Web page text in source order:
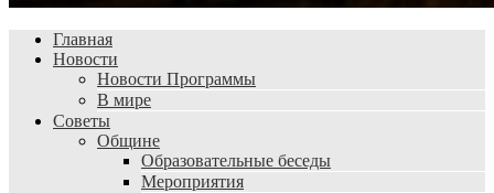
Главная
Новости
Новости Программы
В мире
Советы
Общине
Образовательные беседы
Мероприятия